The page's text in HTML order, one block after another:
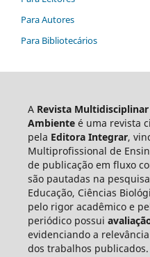
Para Autores
Para Bibliotecários
A Revista Multidisciplinar
Ambienteé uma revista
pela Editora Integrar,
Multiprofissional de
de publicação em fluxo
são pautadas na
Educação, Ciências
pelo rigor acadêmico e
periódico possui
evidenciando a
dos trabalhos publicados.